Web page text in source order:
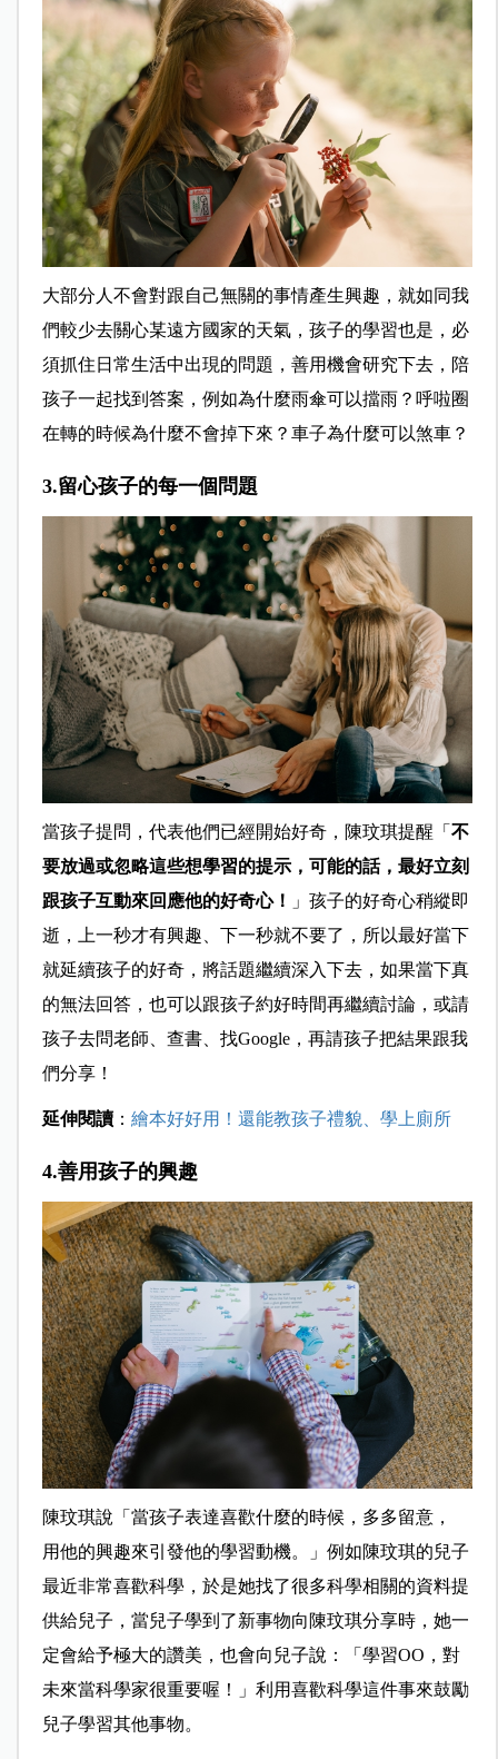
大部分人不會對跟自己無關的事情產生興趣，就如同我
們較少去關心某遠方國家的天氣，孩子的學習也是，必
須抓住日常生活中出現的問題，善用機會研究下去，陪
孩子一起找到答案，例如為什麼雨傘可以擋雨？呼啦圈
在轉的時候為什麼不會掉下來？車子為什麼可以煞車？
3.留心孩子的每一個問題
當孩子提問，代表他們已經開始好奇，陳玟琪提醒「 不
要放過或忽略這些想學習的提示，可能的話，最好立刻
跟孩子互動來回應他的好奇心！
」孩子的好奇心稍縱即
逝，上一秒才有興趣、下一秒就不要了，所以最好當下
就延續孩子的好奇，將話題繼續深入下去，如果當下真
的無法回答，也可以跟孩子約好時間再繼續討論，或請
孩子去問老師、查書、找Google，再請孩子把結果跟我
們分享！
延伸閱讀： 繪本好好用！還能教孩子禮貌、學上廁所
4.善用孩子的興趣
陳玟琪說「當孩子表達喜歡什麼的時候，多多留意，
用他的興趣來引發他的學習動機。」例如陳玟琪的兒子
最近非常喜歡科學，於是她找了很多科學相關的資料提
供給兒子，當兒子學到了新事物向陳玟琪分享時，她一
定會給予極大的讚美，也會向兒子說：「學習OO，對
未來當科學家很重要喔！」利用喜歡科學這件事來鼓勵
兒子學習其他事物。